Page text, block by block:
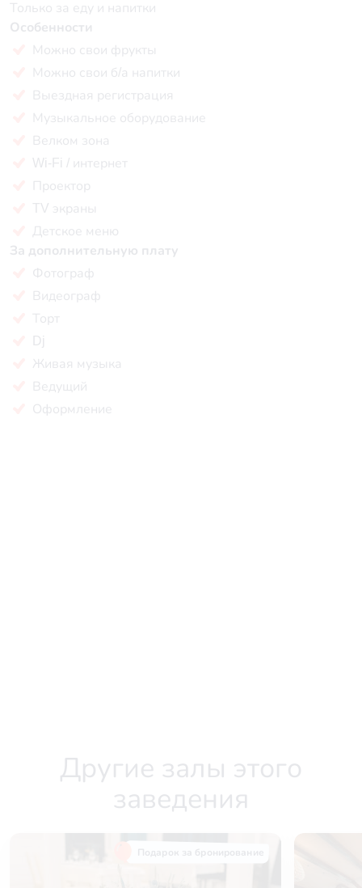
Только за еду и напитки
Особенности
Можно свои фрукты
Можно свои б/а напитки
Выездная регистрация
Музыкальное оборудование
Велком зона
Wi-Fi / интернет
Проектор
TV экраны
Детское меню
За дополнительную плату
Фотограф
Видеограф
Торт
Dj
Живая музыка
Ведущий
Оформление
Другие залы этого
заведения